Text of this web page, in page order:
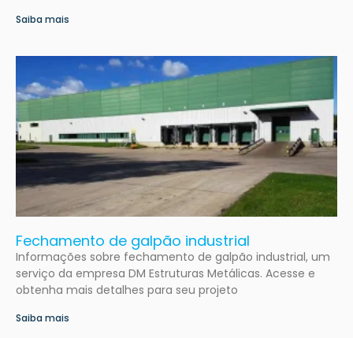
Saiba mais
Fechamento de galpão industrial
Informações sobre fechamento de galpão industrial, um
serviço da empresa DM Estruturas Metálicas. Acesse e
obtenha mais detalhes para seu projeto
Saiba mais